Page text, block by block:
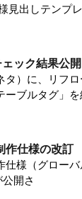
見出しテンプレ
ック結果公開
タ）に、リフ
ーブルタグ」
作仕様の改訂
様（グローバ
公開さ